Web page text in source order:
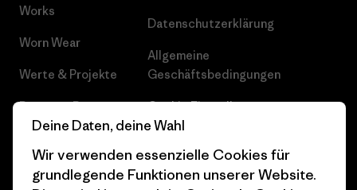
Works
Worn Wear
Werte & Projekte
Progress Report
Business Unusual
Klimaziele
Datenschutzerklärung
Allgemeine
Geschäftsbedingungen
Cookie Einstellungen
Pressekontakt
Deine Daten, deine Wahl
Wir verwenden essenzielle Cookies für
grundlegende Funktionen unserer Website.